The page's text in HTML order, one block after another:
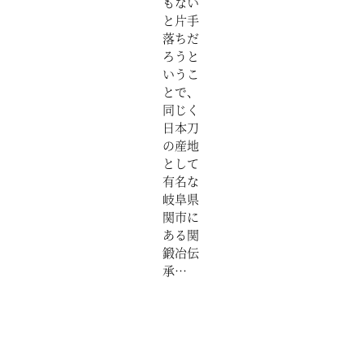
と片手
落ちだ
ろうと
いうこ
とで、
同じく
日本刀
の産地
として
有名な
岐阜県
関市に
ある関
鍛冶伝
承…